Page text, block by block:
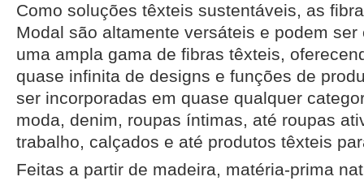
Como soluções têxteis sustentáveis, as
Modal são altamente versáteis e podem
uma ampla gama de fibras têxteis,
quase infinita de designs e funções de
ser incorporadas em quase qualquer
moda, denim, roupas íntimas, até roupas
trabalho, calçados e até produtos têxteis
Feitas a partir de madeira, matéria-prima